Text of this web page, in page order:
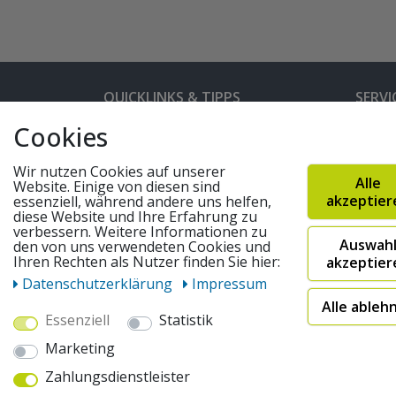
QUICKLINKS & TIPPS
Partnerprogramm
Marken
FAQ
© 2026 pentagonsports.de
Daten­schutz­erklärung
Cookies
Wir nutzen Cookies auf unserer
Website. Einige von diesen sind
essenziell, während andere uns helfen,
diese Website und Ihre Erfahrung zu
verbessern. Weitere Informationen zu
den von uns verwendeten Cookies und
Ihren Rechten als Nutzer finden Sie hier:
Daten­schutz­erklärung
Impressum
Essenziell
Statistik
Marketing
Zahlungsdienstleister
Alle
Auswahl
Alle